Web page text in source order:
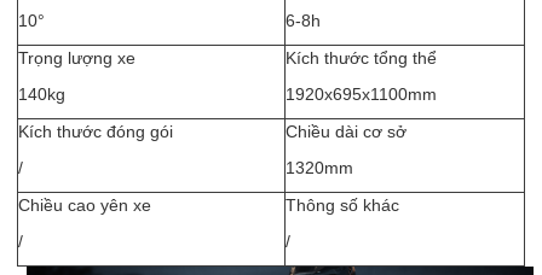
10°
6-8h
Trọng lượng xe
140kg
Kích thước tổng thể
1920x695x1100mm
Kích thước đóng gói
/
Chiều dài cơ sở
1320mm
Chiều cao yên xe
/
Thông số khác
/